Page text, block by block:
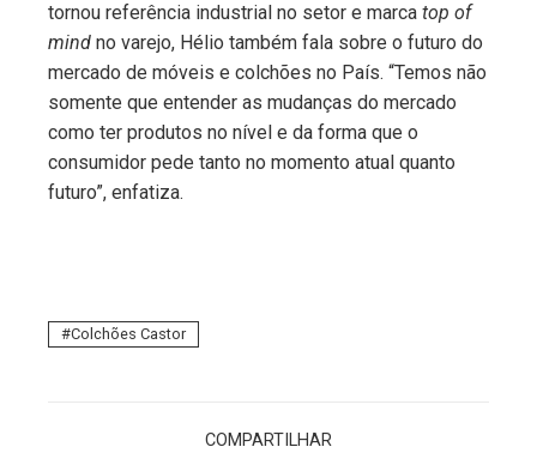
tornou referência industrial no setor e marca top of
mind no varejo, Hélio também fala sobre o futuro do
mercado de móveis e colchões no País. “Temos não
somente que entender as mudanças do mercado
como ter produtos no nível e da forma que o
consumidor pede tanto no momento atual quanto
futuro”, enfatiza.
Colchões Castor
COMPARTILHAR